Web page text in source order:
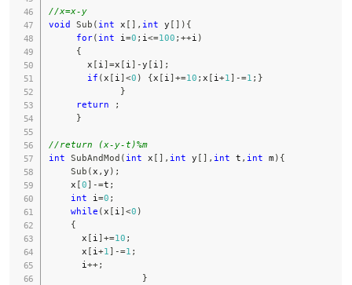
//x=x-y
void Sub ( int x [ ] , int y [ ] ) {
for( int i =0 ; i <=100 ; ++i )
{
       x
[ i ]=x [ i ] -y [ i ] ;
if ( x [ i ]<0 ) {x [ i ]+=10 ; x [ i +1 ] -=1 ; }
}
return
;
}
//return (x-y-t)%m
int SubAndMod ( int x [ ] , int y [ ] , int t , int m ) {
Sub ( x , y ) ;
    x
[0] -=t ;
int i =0 ;
while ( x [ i ]<0 )
{
      x
[ i ]+=10 ;
      x
[ i +1 ] -=1 ;
      i
++;
}